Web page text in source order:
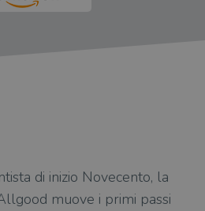
di inizio Novecento, la
muove i primi passi